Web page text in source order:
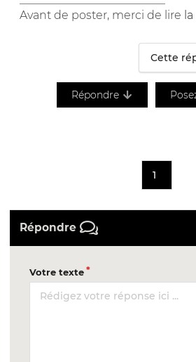
Avant de poster, merci de lire
Cette
Répondre
1
Répondre
Votre texte